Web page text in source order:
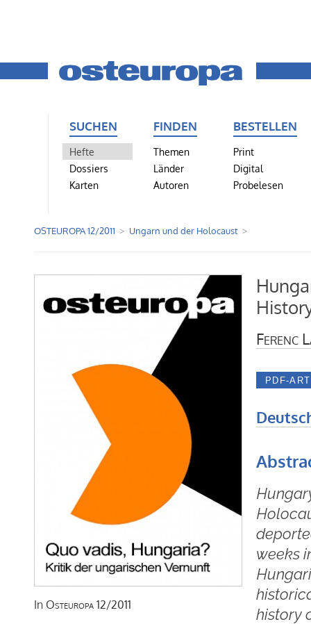
SUCHEN
Hefte
Dossiers
Karten
FINDEN
Themen
Länder
Autoren
BESTELLEN
Print
Digital
Probelesen
OSTEUROPA 12/2011 Ungarn und der Holocaust
In Osteuropa 12/2011
Ferenc
weeks
history